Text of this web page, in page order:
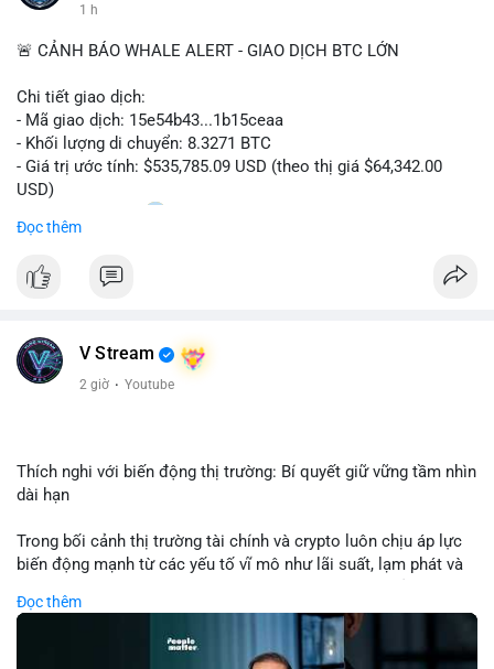
📰 Nguồn: CoinDesk
1 h
🚨 CẢNH BÁO WHALE ALERT - GIAO DỊCH BTC LỚN
Chi tiết giao dịch:
- Mã giao dịch: 15e54b43...1b15ceaa
- Khối lượng di chuyển: 8.3271 BTC
- Giá trị ước tính: $535,785.09 USD (theo thị giá $64,342.00
USD)
- Thời gian: 04:20
Nhận định phân tích: Giao dịch 8.3271 BTC trị giá hơn nửa triệu
USD được thực hiện trong khung giờ sáng sớm, cho thấy dấu
đủ tạo áp lực bán trực tiếp lên thị trường nhưng phản ánh tâm
lý thận trọng của cá voi. Nếu dòng tiền này hướng về ví sàn
của BTC.
tương tự trong 24 giờ tới để xác nhận xu hướng. Không nên
hành động vội vàng dựa trên một giao dịch đơn lẻ, hãy ưu tiên
#giaodichlon
#tamlycavoi
Đọc thêm
V Stream
2 giờ · Youtube
Thích nghi với biến động thị trường: Bí quyết giữ vững tầm nhìn
dài hạn
Trong bối cảnh thị trường tài chính và crypto luôn chịu áp lực
biến động mạnh từ các yếu tố vĩ mô như lãi suất, lạm phát và
chìa khóa để đầu tư viên vượt qua giai đoạn không chắc chắn.
Thay vì phản ứng cảm xúc với những dao động ngắn hạn, các
nhà đầu tư thành công thường tập trung vào nguyên tắc cơ
Đọc thêm